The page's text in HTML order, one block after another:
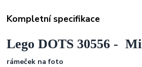
Kompletní specifikace
Lego DOTS 30556 -
rámeček na foto